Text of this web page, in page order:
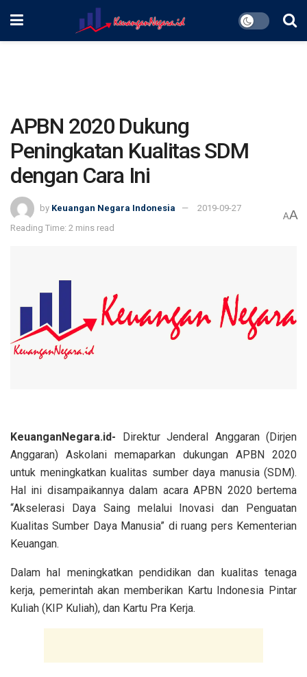
APBN 2020 Dukung
Peningkatan Kualitas SDM
dengan Cara Ini
by Keuangan Negara Indonesia
2019-09-27
Reading Time: 2 mins read
AA
KeuanganNegara.id- Direktur Jenderal Anggaran (Dirjen
Anggaran) Askolani memaparkan dukungan APBN 2020
untuk meningkatkan kualitas sumber daya manusia (SDM).
Hal ini disampaikannya dalam acara APBN 2020 bertema
“Akselerasi Daya Saing melalui Inovasi dan Penguatan
Kualitas Sumber Daya Manusia” di ruang pers Kementerian
Keuangan.
Dalam hal meningkatkan pendidikan dan kualitas tenaga
kerja, pemerintah akan memberikan Kartu Indonesia Pintar
Kuliah (KIP Kuliah), dan Kartu Pra Kerja.